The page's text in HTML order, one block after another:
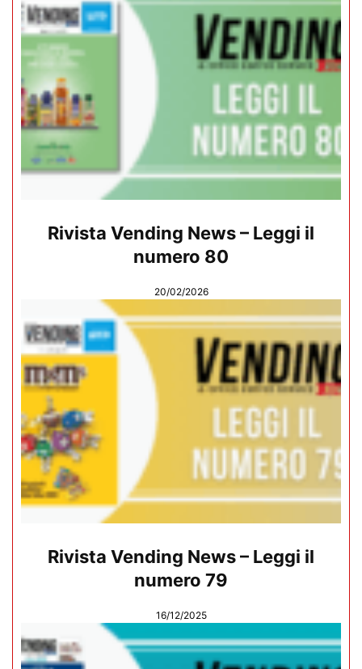
Rivista Vending News – Leggi il
numero 80
20/02/2026
Rivista Vending News – Leggi il
numero 79
16/12/2025